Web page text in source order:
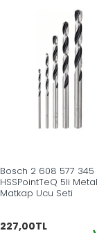
Bosch 2 608 577 345
HSSPointTeQ 5li Metal
Matkap Ucu Seti
227,00TL